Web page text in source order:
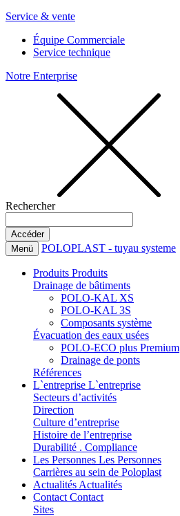
Service & vente
Équipe Commerciale
Service technique
Notre Enterprise
Rechercher
Menü POLOPLAST - tuyau systeme
Produits Produits
Drainage de bâtiments
POLO-KAL XS
POLO-KAL 3S
Composants système
Évacuation des eaux usées
POLO-ECO plus Premium
Drainage de ponts
Références
L`entreprise L`entreprise
Secteurs d’activités
Direction
Culture d’entreprise
Histoire de l’entreprise
Durabilité . Compliance
Les Personnes Les Personnes
Carrières au sein de Poloplast
Actualités Actualités
Contact Contact
Sites